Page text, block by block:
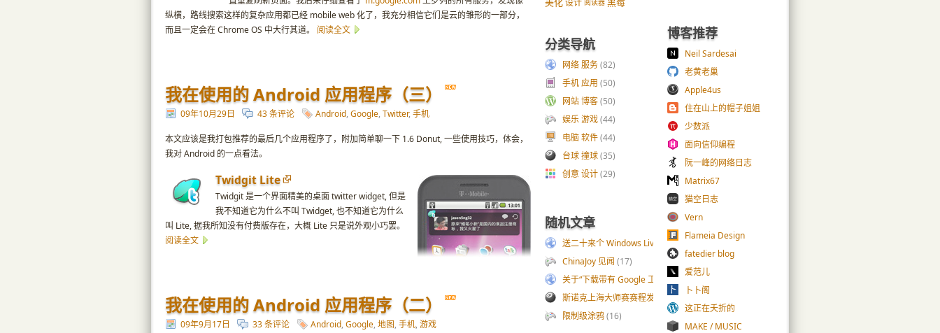
纵横，路线搜索这样的复杂应用都已经 mobile web 化了，我充分相信它们是云的雏形的一部分，
而且一定会在 Chrome OS 中大行其道。 阅读全文
我在使用的 Android 应用程序（三）
09年10月29日 43 条评论 Android, Google, Twitter, 手机
本文应该是我打包推荐的最后几个应用程序了，附加简单聊一下 1.6 Donut, 一些使用技巧，体会，
我对 Android 的一点看法。
Twidgit Lite
Twidgit 是一个界面精美的桌面 twitter widget, 但是
我不知道它为什么不叫 Twidget, 也不知道它为什么
叫 Lite, 据我所知没有付费版存在，大概 Lite 只是说外观小巧罢。
阅读全文
我在使用的 Android 应用程序（二）
09年9月17日 33 条评论 Android, Google, 地图, 手机, 游戏
设计 阅读器
分类导航
网络 服务(82)
手机 应用 (50)
网站 博客(50)
娱乐 游戏(44)
电脑 软件(44)
台球 撞球(35)
创意 设计(29)
随机文章
送二十来个 Windows Live Account: 单字母@live.mobi
ChinaJoy 见闻 (17)
关于“下载带有 Google 工具栏的 Firefox”的一点看法
斯诺克上海大师赛赛程发布 @Google 日历
限制级涂鸦(16)
博客推荐
Neil Sardesai
老黄老巢
Apple4us
住在山上的帽子姐姐
少数派
面向信仰编程
阮一峰的网络日志
Matrix67
猫空日志
Vern
Flameia Design
fatedier blog
爱范儿
卜卜阁
这正在夭折的
MAKE / MUSIC